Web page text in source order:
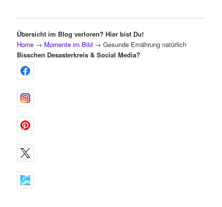
Übersicht im Blog verloren? Hier bist Du!
Home → Momente im Bild → Gesunde Ernährung natürlich
Bisschen Desasterkreis & Social Media?